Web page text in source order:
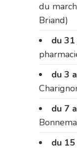
du
Briand)
du
du 3
du 7
du